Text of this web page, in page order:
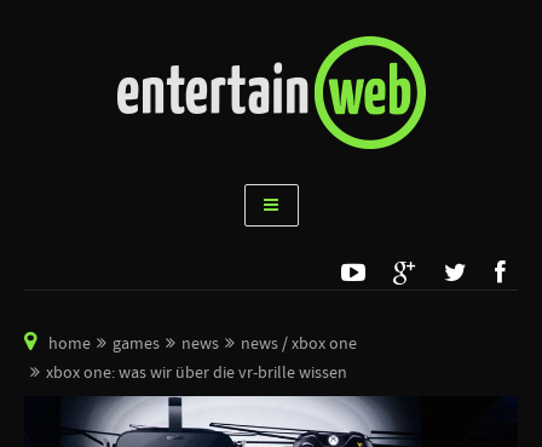
home games news
news / xbox one
xbox one: was wir über die vr-brille wissen